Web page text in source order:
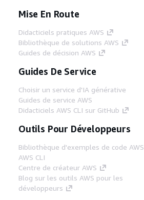
Mise En Route
Didacticiels pratiques AWS
Bibliothèque de solutions AWS
Guides de décision AWS
Guides De Service
Choisir un service d'IA générative
Guides de service AWS
Didacticiels AWS CLI sur GitHub
Outils Pour Développeurs
Bibliothèque d'exemples de code AWS
AWS CLI
Centre de créateur AWS
Blog sur les outils AWS pour les
développeurs